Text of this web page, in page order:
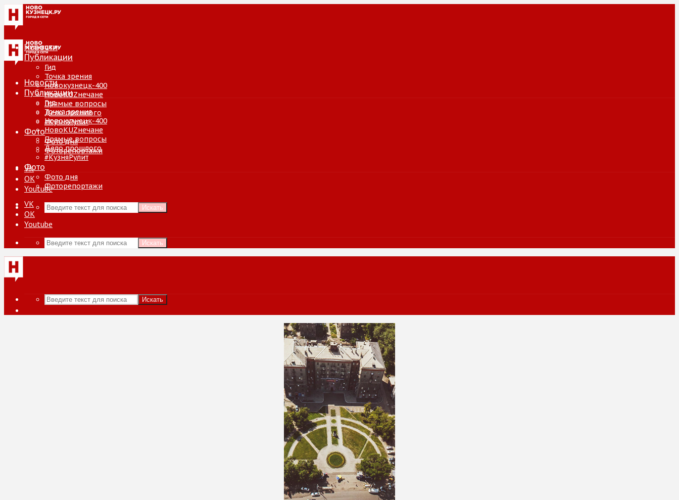
Новости
Публикации
Гид
Точка зрения
Новокузнецк-400
НовоKUZнечане
Прямые вопросы
Дело прошлого
#КузняРулит
Фото
Фото дня
Фоторепортажи
VK
ОК
Youtube
Искать
Новости
Публикации
Гид
Точка зрения
Новокузнецк-400
НовоKUZнечане
Прямые вопросы
Дело прошлого
#КузняРулит
Фото
Фото дня
Фоторепортажи
VK
ОК
Youtube
Искать
Искать